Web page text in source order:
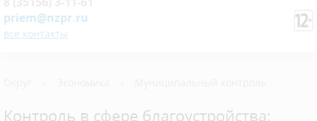
priem@nzpr.ru
все контакты
Контроль в сфере благоустройства: